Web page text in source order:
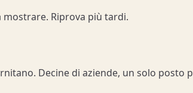
Riprova più tardi.
Decine di aziende, un solo posto